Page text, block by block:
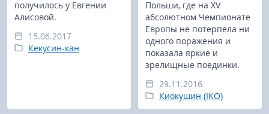
получилось у Евгении
Алисовой.
15.06.2017
Кекусин-кан
Польши, где на XV
абсолютном Чемпионате
Европы не потерпела ни
одного поражения и
показала яркие и
зрелищные поединки.
29.11.2016
Киокушин (IKO)